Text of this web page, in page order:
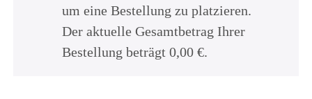
um eine Bestellung zu platzieren.
Der aktuelle Gesamtbetrag Ihrer
Bestellung beträgt0,00€.